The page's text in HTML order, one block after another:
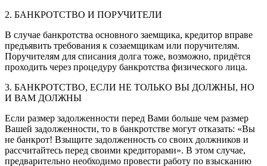
2. БАНКРОТСТВО И ПОРУЧИТЕЛИ
В случае банкротства основного заемщика, кредитор вправе
предъявить требования к созаемщикам или поручителям.
Поручителям для списания долга тоже, возможно, придётся
проходить через процедуру банкротства физического лица.
3. БАНКРОТСТВО, ЕСЛИ НЕ ТОЛЬКО ВЫ ДОЛЖНЫ, НО
И ВАМ ДОЛЖНЫ
Если размер задолженности перед Вами больше чем размер
Вашей задолженности, то в банкротстве могут отказать: «Вы
не банкрот! Взыщите задолженность со своих должников и
рассчитайтесь перед своими кредиторами». В этом случае,
предварительно необходимо провести работу по взысканию